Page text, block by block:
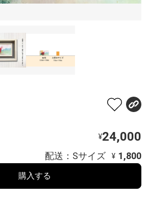
¥24,000
配送：Sサイズ ¥ 1,800
購入する